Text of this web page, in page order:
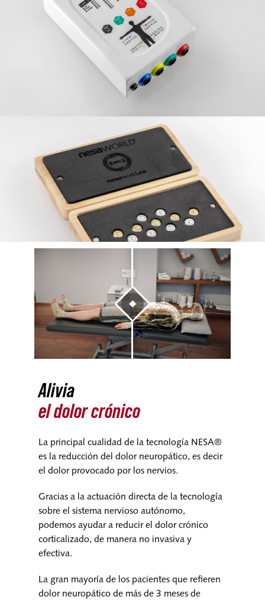
Alivia
el dolor crónico
La principal cualidad de la tecnología NESA®
es la reducción del dolor neuropático, es decir
el dolor provocado por los nervios.
Gracias a la actuación directa de la tecnología
sobre el sistema nervioso autónomo,
podemos ayudar a reducir el dolor crónico
corticalizado, de manera no invasiva y
efectiva.
La gran mayoría de los pacientes que refieren
dolor neuropático de más de 3 meses de